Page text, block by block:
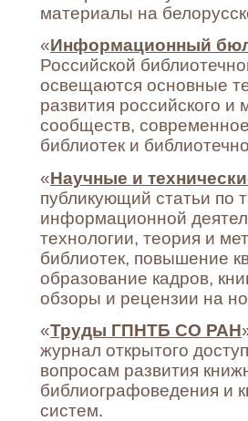
материалы на
«Информационный
Российской
освещаются основные
развития российского
сообществ,
библиотек и
«Научные и
публикующий статьи по
информационной
технологии, теория и
библиотек, повышение
образование кадров,
обзоры и рецензии на
«Труды ГПНТБ СО РАН
журнал открытого
вопросам развития
библиографоведения и
систем.